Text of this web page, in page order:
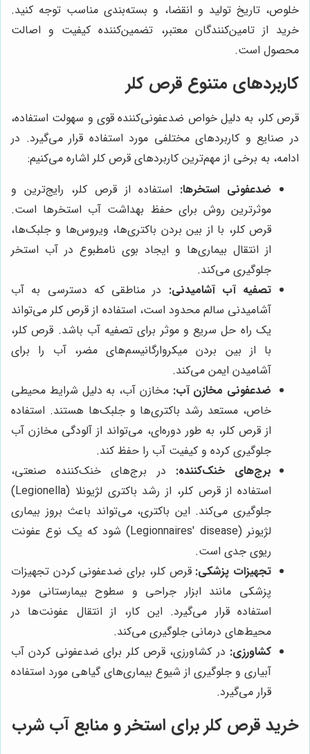
خلوص، تاریخ تولید و انقضا، و بسته‌بندی مناسب توجه کنید.
خرید از تامین‌کنندگان معتبر، تضمین‌کننده کیفیت و اصالت
محصول است.
کاربردهای متنوع قرص کلر
قرص کلر، به دلیل خواص ضدعفونی‌کننده قوی و سهولت استفاده،
در صنایع و کاربردهای مختلفی مورد استفاده قرار می‌گیرد. در
ادامه، به برخی از مهم‌ترین کاربردهای قرص کلر اشاره می‌کنیم:
ضدعفونی استخرها: استفاده از قرص کلر، رایج‌ترین و
موثرترین روش برای حفظ بهداشت آب استخرها است.
قرص کلر، با از بین بردن باکتری‌ها، ویروس‌ها و جلبک‌ها،
از انتقال بیماری‌ها و ایجاد بوی نامطبوع در آب استخر
جلوگیری می‌کند.
تصفیه آب آشامیدنی: در مناطقی که دسترسی به آب
آشامیدنی سالم محدود است، استفاده از قرص کلر می‌تواند
یک راه حل سریع و موثر برای تصفیه آب باشد. قرص کلر،
با از بین بردن میکروارگانیسم‌های مضر، آب را برای
آشامیدن ایمن می‌کند.
ضدعفونی مخازن آب: مخازن آب، به دلیل شرایط محیطی
خاص، مستعد رشد باکتری‌ها و جلبک‌ها هستند. استفاده
از قرص کلر، به طور دوره‌ای، می‌تواند از آلودگی مخازن آب
جلوگیری کرده و کیفیت آب را حفظ کند.
برج‌های خنک‌کننده: در برج‌های خنک‌کننده صنعتی،
استفاده از قرص کلر، از رشد باکتری لژیونلا (Legionella)
جلوگیری می‌کند. این باکتری، می‌تواند باعث بروز بیماری
لژیونر (Legionnaires' disease) شود که یک نوع عفونت
ریوی جدی است.
تجهیزات پزشکی: قرص کلر، برای ضدعفونی کردن تجهیزات
پزشکی مانند ابزار جراحی و سطوح بیمارستانی مورد
استفاده قرار می‌گیرد. این کار، از انتقال عفونت‌ها در
محیط‌های درمانی جلوگیری می‌کند.
کشاورزی: در کشاورزی، قرص کلر برای ضدعفونی کردن آب
آبیاری و جلوگیری از شیوع بیماری‌های گیاهی مورد استفاده
قرار می‌گیرد.
خرید قرص کلر برای استخر و منابع آب شرب